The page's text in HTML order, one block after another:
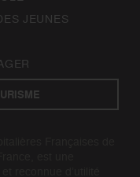
JEUNES